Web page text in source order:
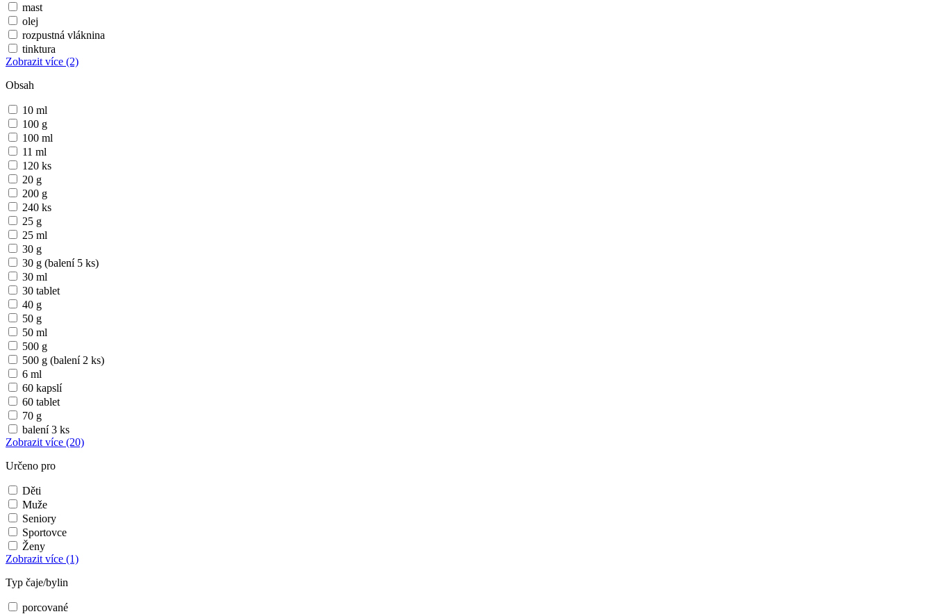
mast
olej
rozpustná vláknina
tinktura
Zobrazit více (2)
Obsah
10 ml
100 g
100 ml
11 ml
120 ks
20 g
200 g
240 ks
25 g
25 ml
30 g
30 g (balení 5 ks)
30 ml
30 tablet
40 g
50 g
50 ml
500 g
500 g (balení 2 ks)
6 ml
60 kapslí
60 tablet
70 g
balení 3 ks
Zobrazit více (20)
Určeno pro
Děti
Muže
Seniory
Sportovce
Ženy
Zobrazit více (1)
Typ čaje/bylin
porcované